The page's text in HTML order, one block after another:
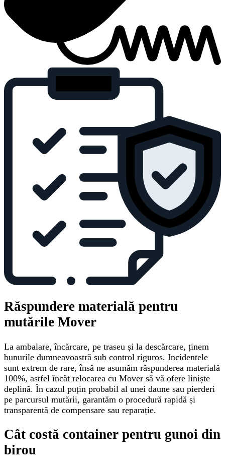
Răspundere materială pentru
mutările Mover
La ambalare, încărcare, pe traseu și la descărcare, ținem
bunurile dumneavoastră sub control riguros. Incidentele
sunt extrem de rare, însă ne asumăm răspunderea materială
100%, astfel încât relocarea cu Mover să vă ofere liniște
deplină. În cazul puțin probabil al unei daune sau pierderi
pe parcursul mutării, garantăm o procedură rapidă și
transparentă de compensare sau reparație.
Cât costă container pentru gunoi din
birou